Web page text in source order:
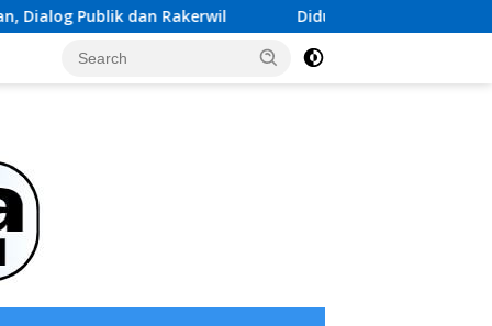
Rakerwil Diduga Data Anak Dimasukkan ke Data